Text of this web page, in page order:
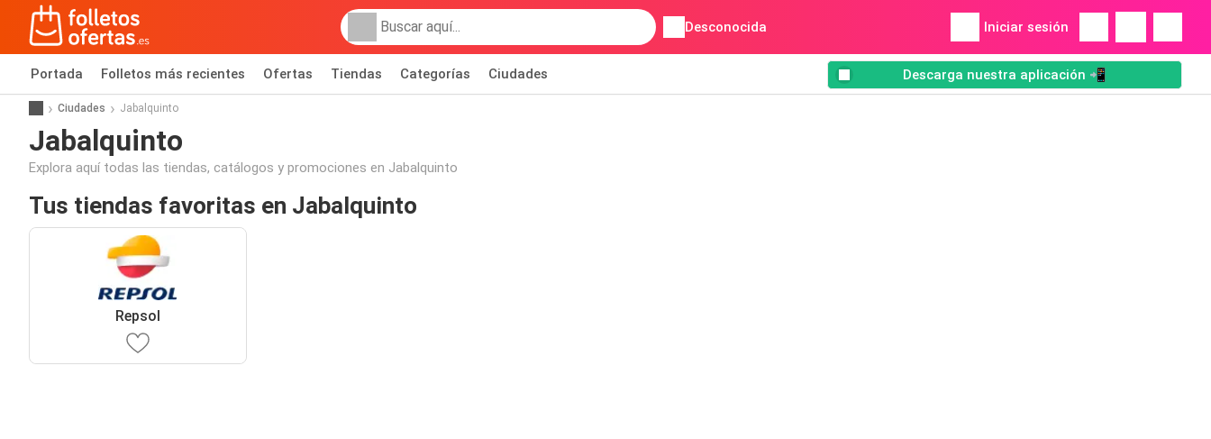
Desconocida Iniciar sesión
Portada Folletos más recientes Ofertas Tiendas Categorías Ciudades Descarga nuestra aplicación 📲
Ciudades Jabalquinto
Jabalquinto
Explora aquí todas las tiendas, catálogos y promociones en Jabalquinto
Tus tiendas favoritas en Jabalquinto
Repsol